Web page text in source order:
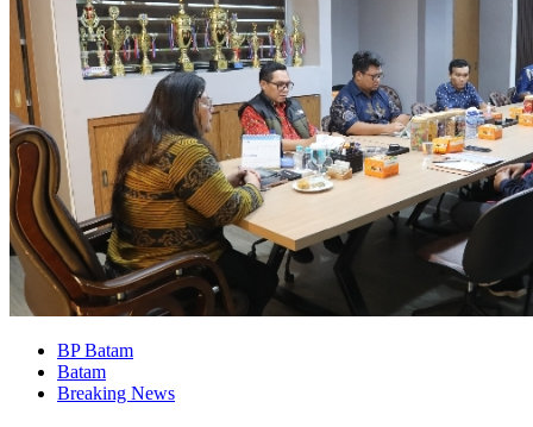
BP Batam
Batam
Breaking News